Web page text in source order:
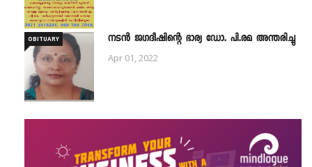
OBITUARY നടൻ ജഗദീഷിന്റെ ഭാര്യ ഡോ. പി.രമ അന്തരിച്ചു
Apr 01, 2022